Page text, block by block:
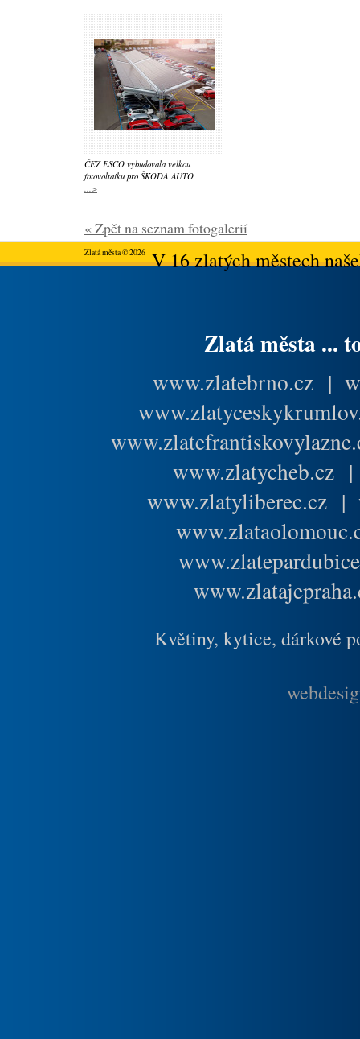
ČEZ ESCO vybudovala velkou
fotovoltaiku pro ŠKODA AUTO
...>
« Zpět na seznam fotogalerií
Zlatá města © 2026V 16 zlatých městech
Zlatá města ...
www.zlatebrno.cz |
www.zlatycheb.cz
www.zlatyliberec.cz |
Květiny, kytice, dárkové